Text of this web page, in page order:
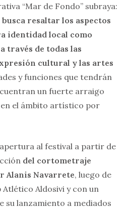
“Mar de Fondo” subraya:
resaltar los aspectos
identidad local como
través de todas las
cultural y las artes
y funciones que tendrán
un fuerte arraigo
el ámbito artístico por
al festival a partir de
del cortometraje
Alanis Navarrete, luego de
Atlético Aldosivi y con un
su lanzamiento a mediados